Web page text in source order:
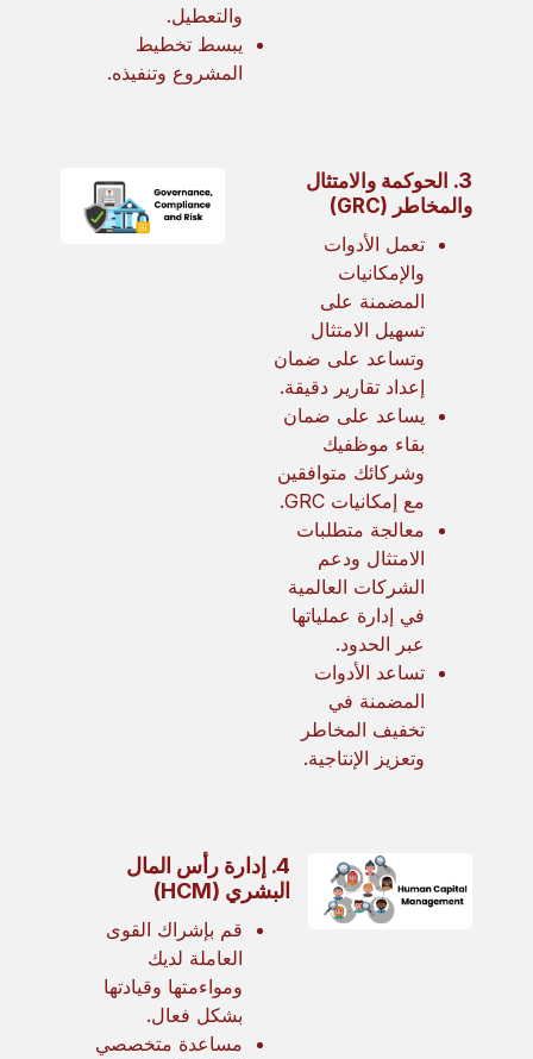
والتعطيل.
يبسط تخطيط
المشروع وتنفيذه.
3.
الحوكمة والامتثال
والمخاطر (GRC)
تعمل الأدوات
والإمكانيات
المضمنة على
تسهيل الامتثال
وتساعد على ضمان
إعداد تقارير دقيقة.
يساعد على ضمان
بقاء موظفيك
وشركائك متوافقين
مع إمكانيات GRC.
معالجة متطلبات
الامتثال ودعم
الشركات العالمية
في إدارة عملياتها
عبر الحدود.
تساعد الأدوات
المضمنة في
تخفيف المخاطر
وتعزيز الإنتاجية.
4. إدارة رأس المال
البشري (HCM)
قم بإشراك القوى
العاملة لديك
ومواءمتها وقيادتها
بشكل فعال.
مساعدة متخصصي